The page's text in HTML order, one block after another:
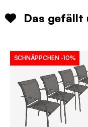
Das gefällt
SCHNÄPPCHEN -10%